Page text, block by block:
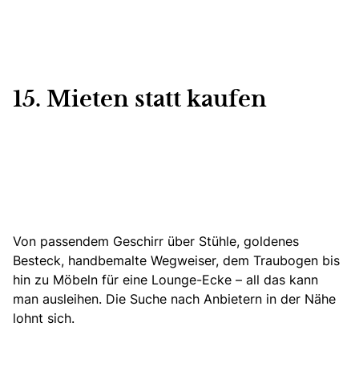
15. Mieten statt kaufen
Von passendem Geschirr über Stühle, goldenes
Besteck, handbemalte Wegweiser, dem Traubogen bis
hin zu Möbeln für eine Lounge-Ecke – all das kann
man ausleihen. Die Suche nach Anbietern in der Nähe
lohnt sich.